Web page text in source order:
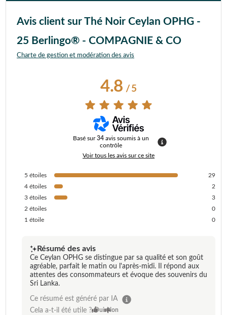
Avis client sur Thé Noir Ceylan OPHG -
25 Berlingo® - COMPAGNIE & CO
Charte de gestion et modération des avis
4.8/ 5
Basé sur34 avis soumis à un
contrôle
Voir tous les avis sur ce site
5 étoiles
29
4 étoiles
2
3 étoiles
3
2 étoiles
0
1 étoile 0
Résumé des avis
Ce Ceylan OPHG se distingue par sa qualité et son goût
agréable, parfait le matin ou l'après-midi. Il répond aux
attentes des consommateurs et évoque des souvenirs du
Sri Lanka.
Ce résumé est généré par IA
Cela a-t-il été utile ? Oui Non